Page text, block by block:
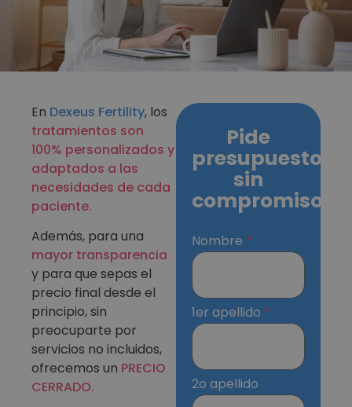
En Dexeus Fertility, los
tratamientos son
100% personalizados y
adaptados a las
necesidades de cada
paciente.
Además, para una
mayor transparencia
y para que sepas el
precio final desde el
principio, sin
preocuparte por
servicios no incluidos,
ofrecemos un PRECIO
CERRADO.
Pide
presupuesto
sin
compromiso
Nombre
1er apellido
2o apellido